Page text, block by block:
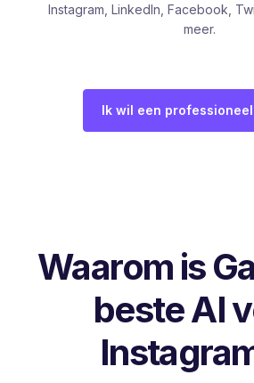
Instagram, LinkedIn, Facebook,
meer.
Ik wil een
Waarom is
beste AI